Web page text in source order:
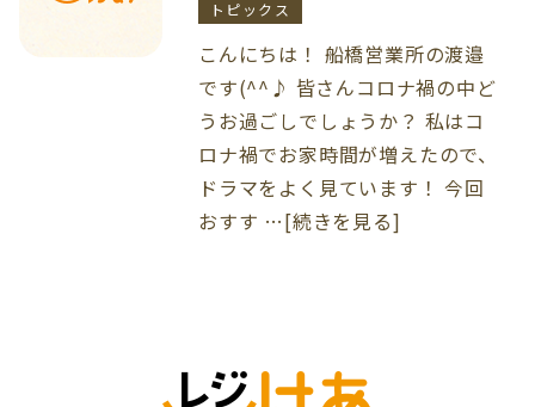
トピックス
こんにちは！ 船橋営業所の渡邉
です(^^♪ 皆さんコロナ禍の中ど
うお過ごしでしょうか？ 私はコ
ロナ禍でお家時間が増えたので、
ドラマをよく見ています！ 今回
おすす …[続きを見る]